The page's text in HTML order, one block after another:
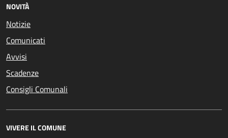
NOVITÀ
Notizie
Comunicati
Avvisi
Scadenze
Consigli Comunali
VIVERE IL COMUNE